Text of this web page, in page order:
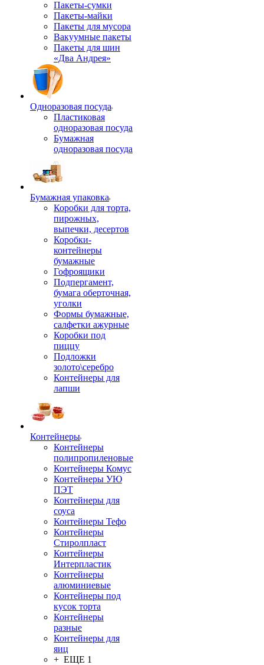
Пакеты-сумки
Пакеты-майки
Пакеты для мусора
Вакуумные пакеты
Пакеты для шин
«Два Андрея»
Одноразовая посуда
Пластиковая
одноразовая посуда
Бумажная
одноразовая посуда
Бумажная упаковка
Коробки для торта,
пирожных,
выпечки, десертов
Коробки-
контейнеры
бумажные
Гофроящики
Подпергамент,
бумага оберточная,
уголки
Формы бумажные,
салфетки ажурные
Коробки под
пиццу
Подложки
золото\серебро
Контейнеры для
лапши
Контейнеры
Контейнеры
полипропиленовые
Контейнеры Комус
Контейнеры УЮ
ПЭТ
Контейнеры для
соуса
Контейнеры Тефо
Контейнеры
Стиролпласт
Контейнеры
Интерпластик
Контейнеры
алюминиевые
Контейнеры под
кусок торта
Контейнеры
разные
Контейнеры для
яиц
+ ЕЩЕ 1